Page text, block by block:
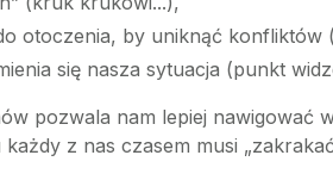
otoczenia, by uniknąć konfliktów
się nasza sytuacja (punkt
pozwala nam lepiej
z nas czasem musi